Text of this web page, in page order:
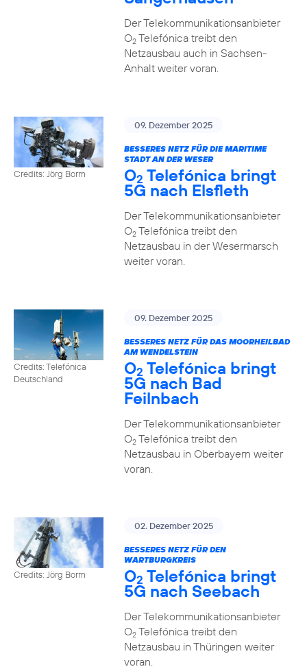
Der Telekommunikationsanbieter
O2Telefónica treibt den
Netzausbau auch in Sachsen-
Anhalt weiter voran.
Credits: Jörg Borm
09. Dezember 2025
BESSERES NETZ FÜR DIE MARITIME
STADT AN DER WESER
O2 Telefónica bringt
5G nach Elsfleth
Der Telekommunikationsanbieter
O2Telefónica treibt den
Netzausbau in der Wesermarsch
weiter voran.
Credits: Telefónica
Deutschland
09. Dezember 2025
BESSERES NETZ FÜR DAS MOORHEILBAD
AM WENDELSTEIN
O2 Telefónica bringt
5G nach Bad
Feilnbach
Der Telekommunikationsanbieter
O2Telefónica treibt den
Netzausbau in Oberbayern weiter
voran.
Credits: Jörg Borm
02. Dezember 2025
BESSERES NETZ FÜR DEN
WARTBURGKREIS
O2 Telefónica bringt
5G nach Seebach
Der Telekommunikationsanbieter
O2Telefónica treibt den
Netzausbau in Thüringen weiter
voran.